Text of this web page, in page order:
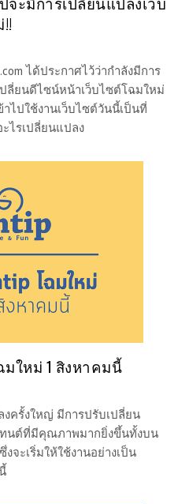
ได้ประกาศไว้ว่ากำลังมีการ
ลี่ยนดีไซน์หน้าเว็บไซต์โฉมใหม่
ไปใช้งานเว็บไซต์วันนี้เป็นที่
ไรเปลี่ยนแปลง
มใหม่ 1 สิงหาคมนี้
งครั้งใหญ่ มีการปรับเปลี่ยน
ทนต์ที่มีคุณภาพมากยิ่งขึ้นทั้งบน
งจะเริ่มให้ใช้งานอย่างเป็น